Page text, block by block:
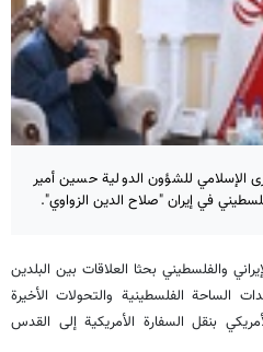
للشؤون الدولية حسين أمير
في إيران "صلاح الدين الزواوي".
والفلسطيني بحثا العلاقات بين البلدين
الساحة الفلسطينية والتحولات الأخيرة
بنقل السفارة الأمريكية إلى القدس